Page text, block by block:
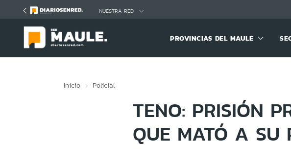
NUESTRA RED
PROVINCIAS DEL MAULE
Inicio Policial
TENO: PRISIÓN
QUE MATÓ A SU